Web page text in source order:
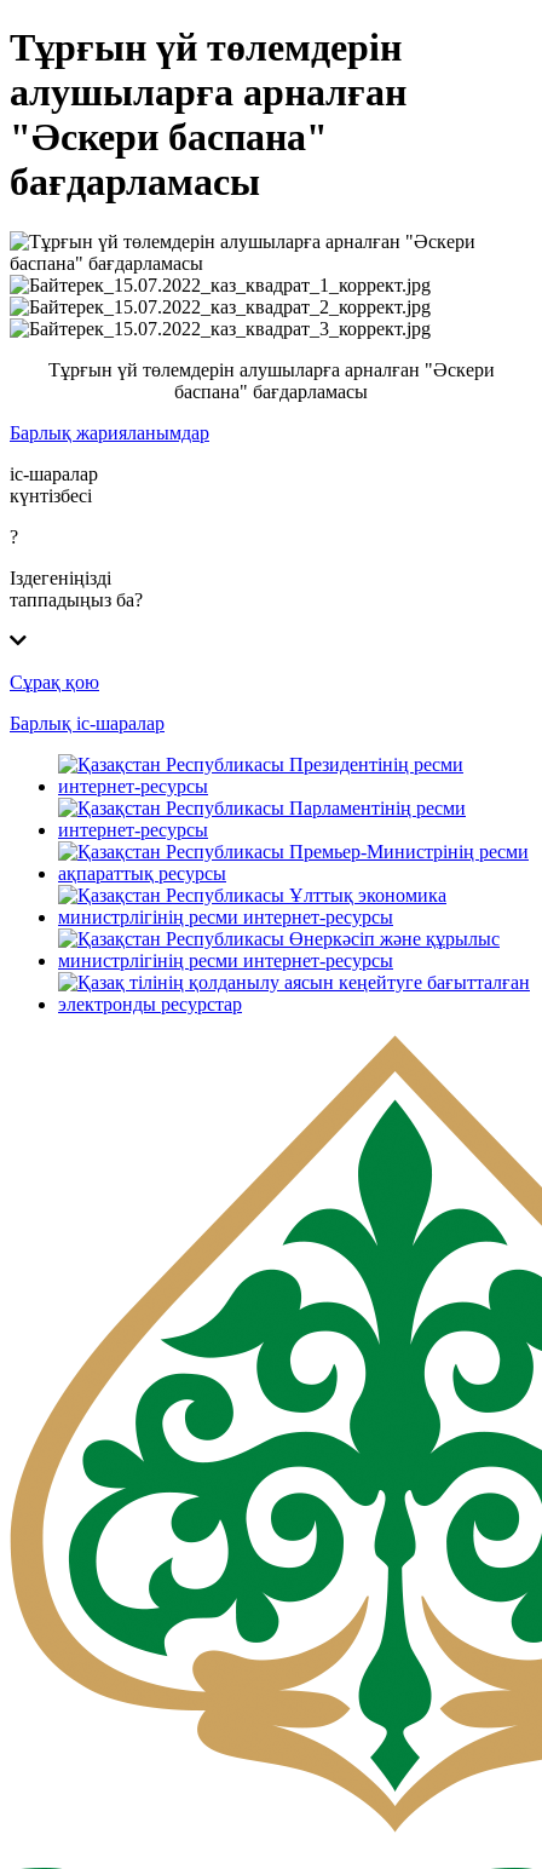
Тұрғын үй төлемдерін
алушыларға арналған
"Әскери баспана"
бағдарламасы
Тұрғын үй төлемдерін алушыларға арналған "Әскери
баспана" бағдарламасы
Барлық жарияланымдар
іс-шаралар
күнтізбесі
?
Іздегеніңізді
таппадыңыз ба?
Сұрақ қою
Барлық іс-шаралар